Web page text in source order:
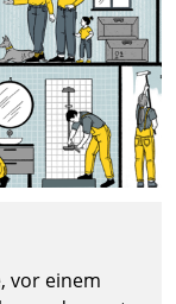
vor einem